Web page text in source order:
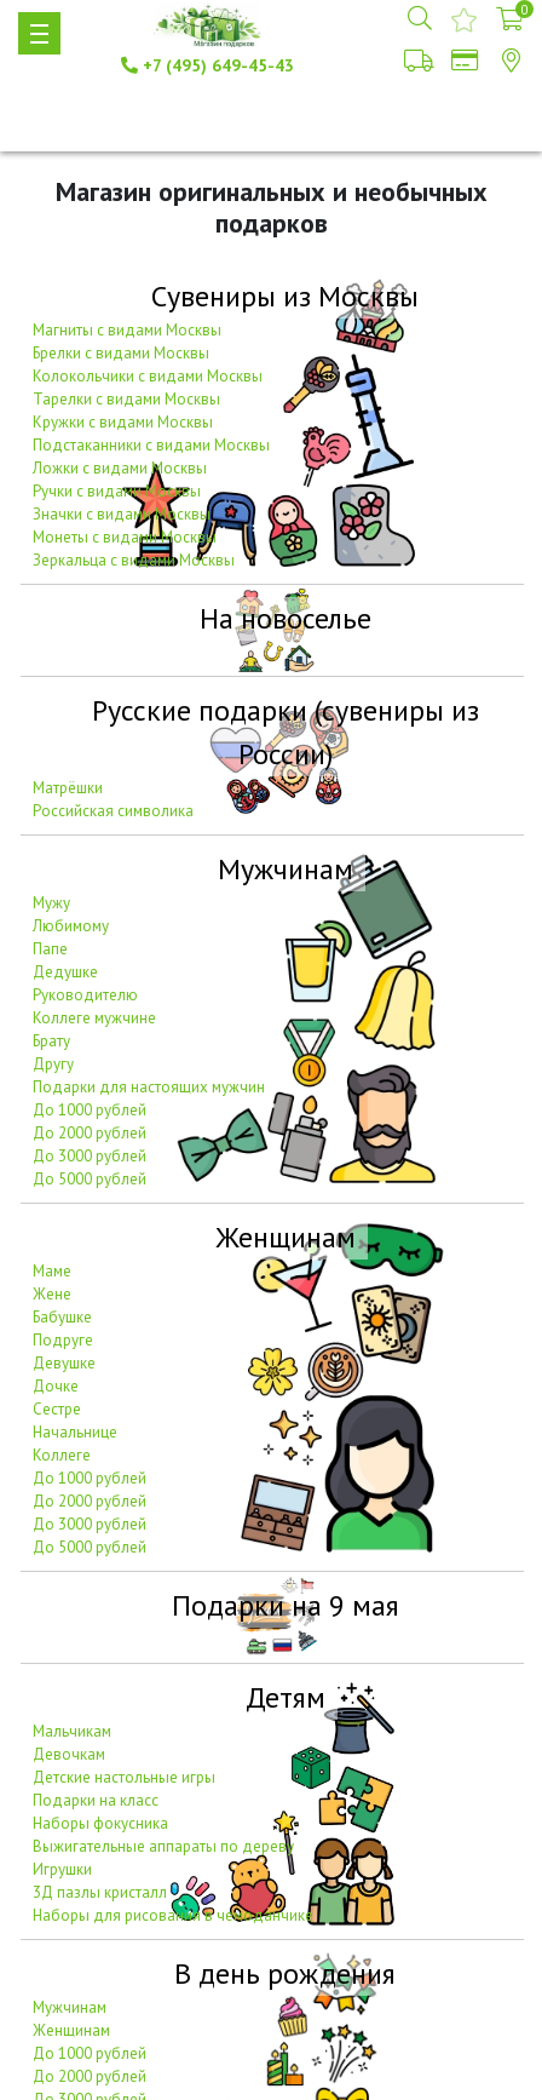
+7 (495) 649-45-43
0
Магазин оригинальных и необычных
подарков
Сувениры из Москвы
Магниты с видами Москвы
Брелки с видами Москвы
Колокольчики с видами Москвы
Тарелки с видами Москвы
Кружки с видами Москвы
Подстаканники с видами Москвы
Ложки с видами Москвы
Ручки с видами Москвы
Значки с видами Москвы
Монеты с видами Москвы
Зеркальца с видами Москвы
На новоселье
Русские подарки (сувениры из
России)
Матрёшки
Российская символика
Мужчинам
Мужу
Любимому
Папе
Дедушке
Руководителю
Коллеге мужчине
Брату
Другу
Подарки для настоящих мужчин
До 1000 рублей
До 2000 рублей
До 3000 рублей
До 5000 рублей
Женщинам
Маме
Жене
Бабушке
Подруге
Девушке
Дочке
Сестре
Начальнице
Коллеге
До 1000 рублей
До 2000 рублей
До 3000 рублей
До 5000 рублей
Подарки на 9 мая
Детям
Мальчикам
Девочкам
Детские настольные игры
Подарки на класс
Наборы фокусника
Выжигательные аппараты по дереву
Игрушки
3Д пазлы кристалл
Наборы для рисования в чемоданчике
В день рождения
Мужчинам
Женщинам
До 1000 рублей
До 2000 рублей